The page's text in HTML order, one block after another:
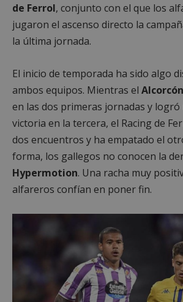
de Ferrol, conjunto con el que los
jugaron el ascenso directo la
la última jornada.
El inicio de temporada ha sido algo
ambos equipos. Mientras el Alcorcón
en las dos primeras jornadas y logró
victoria en la tercera, el Racing de
dos encuentros y ha empatado el
forma, los gallegos no conocen la
Hypermotion. Una racha muy
alfareros confían en poner fin.